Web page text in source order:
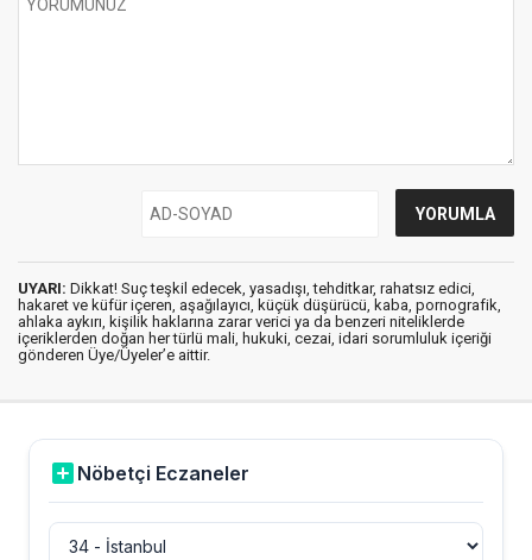
UYARI: Dikkat! Suç teşkil edecek, yasadışı, tehditkar, rahatsız edici,
hakaret ve küfür içeren, aşağılayıcı, küçük düşürücü, kaba, pornografik,
ahlaka aykırı, kişilik haklarına zarar verici ya da benzeri niteliklerde
içeriklerden doğan her türlü mali, hukuki, cezai, idari sorumluluk içeriği
gönderen Üye/Üyeler’e aittir.